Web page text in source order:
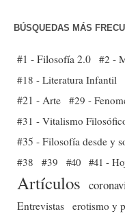
BÚSQUEDAS MÁS
#1 - Filosofía 2.0 #2 -
#18 - Literatura Infantil
#21 - Arte #29 -
#31 - Vitalismo
#35 - Filosofía desde y
#38
#39 #40 #41 -
Artículos
Entrevistas erotismo y